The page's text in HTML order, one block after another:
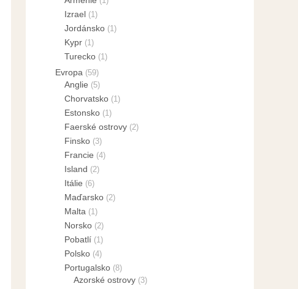
Izrael (1)
Jordánsko (1)
Kypr (1)
Turecko (1)
Evropa (59)
Anglie (5)
Chorvatsko (1)
Estonsko (1)
Faerské ostrovy (2)
Finsko (3)
Francie (4)
Island (2)
Itálie (6)
Maďarsko (2)
Malta (1)
Norsko (2)
Pobatlí (1)
Polsko (4)
Portugalsko (8)
Azorské ostrovy (3)